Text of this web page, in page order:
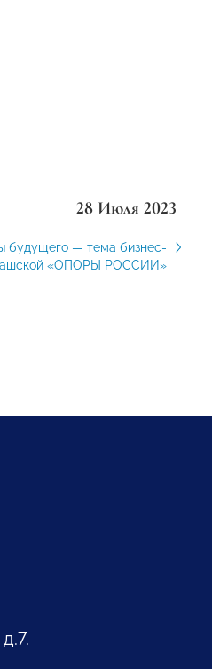
28 Июля 2023
будущего — тема бизнес-
«ОПОРЫ РОССИИ»